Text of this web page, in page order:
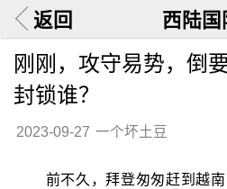
返回 西陆国
刚刚，攻守易势，倒
封锁谁？
2023-09-27 一个坏土豆
前不久，拜登匆匆赶到越